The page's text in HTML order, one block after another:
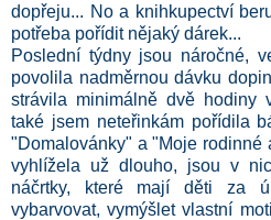
dopřeju... No a knihkupectví
potřeba pořídit nějaký dárek...
Poslední týdny jsou náročné,
povolila nadměrnou dávku
strávila minimálně dvě hodiny
také jsem neteřinkám pořídila
"Domalovánky" a "Moje rodinné
vyhlížela už dlouho, jsou v
náčrtky, které mají děti za
vybarvovat, vymýšlet vlastní